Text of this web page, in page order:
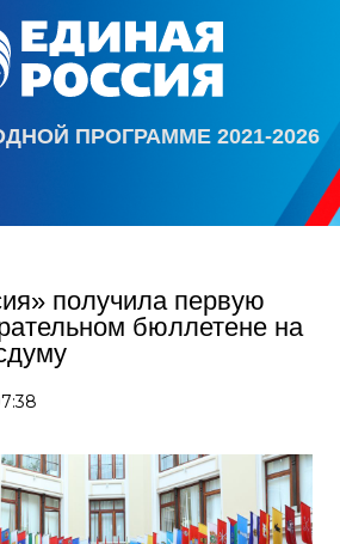
ПРОГРАММЕ 2021-2026
получила первую
бюллетене на